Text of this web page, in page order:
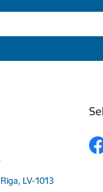
LV-1013